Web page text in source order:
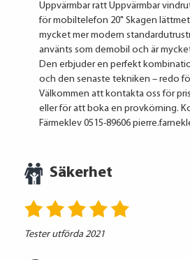
Uppvärmbar ratt Uppvärmbar
för mobiltelefon 20" Skagen
mycket mer modern
använts som demobil och är
Den erbjuder en perfekt
och den senaste tekniken – redo
Välkommen att kontakta oss för
eller för att boka en provkörning.
Färmeklev 0515-89606
Säkerhet
Tester utförda 2021